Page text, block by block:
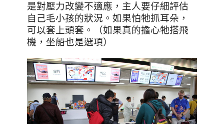
是對壓力改變不適應，主人要仔細評估
自己毛小孩的狀況。如果怕牠抓耳朵，
可以套上頭套。（如果真的擔心牠搭飛
機，坐船也是選項）